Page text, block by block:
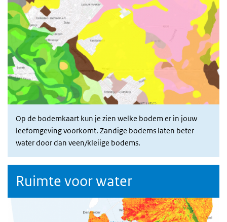
Op de bodemkaart kun je zien welke bodem er in jouw
leefomgeving voorkomt. Zandige bodems laten beter
water door dan veen/kleiige bodems.
Ruimte voor water